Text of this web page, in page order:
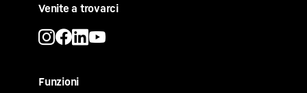
Venite a trovarci
Funzioni